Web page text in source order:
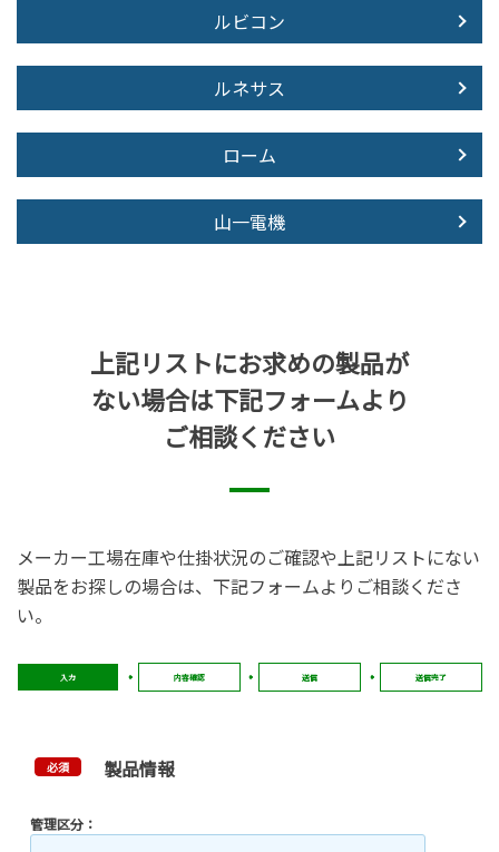
ルビコン
ルネサス
ローム
山一電機
上記リストにお求めの製品が
ない場合は下記フォームより
ご相談ください
メーカー工場在庫や仕掛状況のご確認や上記リストにない
製品をお探しの場合は、下記フォームよりご相談くださ
い。
入力 内容確認 送信 送信完了
必須 製品情報
管理区分：